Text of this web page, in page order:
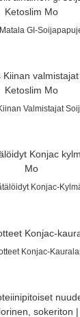
GI-
Valmistajat
Konjac-
Konjac-